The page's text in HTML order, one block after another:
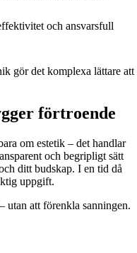
och ansvarsfull
gör det komplexa lättare att
förtroende
om estetik – det handlar
och begripligt sätt
ditt budskap. I en tid då
uppgift.
utan att förenkla sanningen.